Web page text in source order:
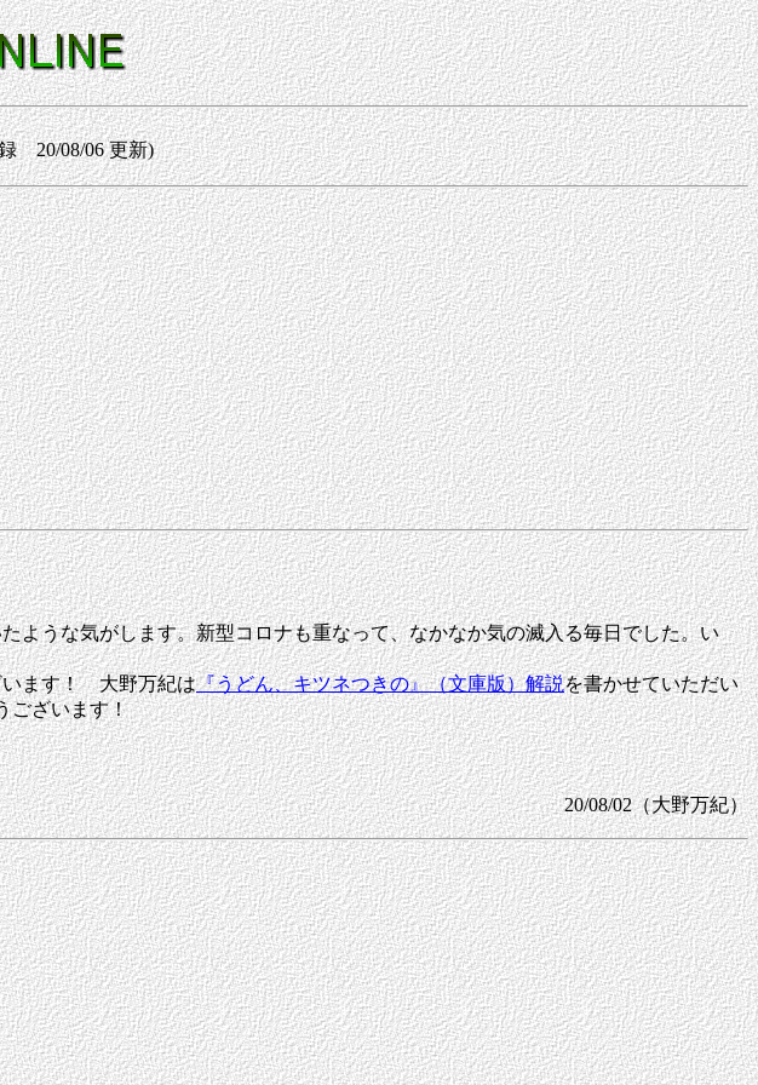
20/08/06 更新)
ような気がします。新型コロナも重なって、なかなか気の滅入る毎日でした。い
います！ 大野万紀は『うどん、キツネつきの』（文庫版）解説を書かせていただい
ございます！
20/08/02（大野万紀）